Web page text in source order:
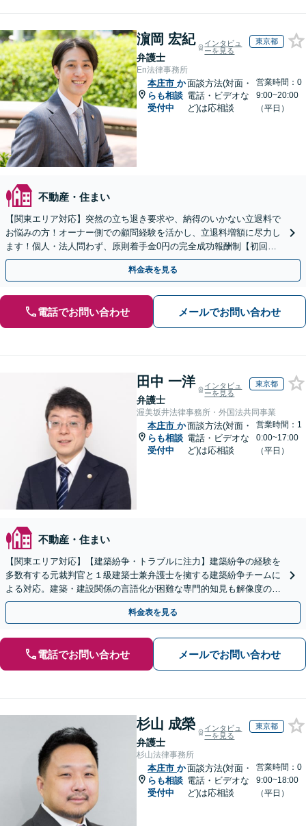
濵岡 宏紀
弁護士
インタビュ
ーを見る
東京都
En法律事務所
本庄市 か
らも相談
受付中
面談方法(対面・
電話・ビデオな
ど)は応相談
営業時間：0
9:00~20:00
（平日）
不動産・住まい
【関東エリア対応】突然の立ち退き要求や、納得のいかない立退料で
お悩みの方！オーナー側での顧問経験を活かし、立退料増額に尽力し
ます！個人・法人問わず、原則着手金0円の完全成功報酬制【初回相
談30分無料】【オンライン対応可】【夜間休日相談可】
料金表を見る
電話でお問い合わせ メールでお問い合わせ
田中 一洋
弁護士
インタビュ
ーを見る
東京都
渥美坂井法律事務所・外国法共同事業
本庄市 か
らも相談
受付中
面談方法(対面・
電話・ビデオな
ど)は応相談
営業時間：1
0:00~17:00
（平日）
不動産・住まい
【関東エリア対応】【建築紛争・トラブルに注力】建築紛争の経験を
多数有する元裁判官と１級建築士兼弁護士を擁する建築紛争チームに
よる対応。建築・建設関係の言語化が困難な専門的知見も解像度の高
い主張・立証に転換し、複雑な建築紛争を決着へ導きます
料金表を見る
電話でお問い合わせ メールでお問い合わせ
杉山 成榮
弁護士
インタビュ
ーを見る
東京都
杉山法律事務所
本庄市 か
らも相談
受付中
面談方法(対面・
電話・ビデオな
ど)は応相談
営業時間：0
9:00~18:00
（平日）